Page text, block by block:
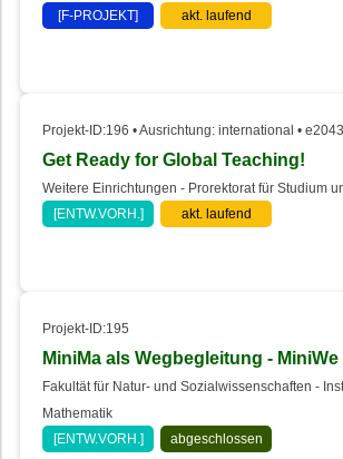
[F-PROJEKT]
akt. laufend
Projekt-ID:196 • Ausrichtung: international •
Get Ready for Global Teaching!
Weitere Einrichtungen - Prorektorat für Studium
[ENTW.VORH.]
akt. laufend
Projekt-ID:195
MiniMa als Wegbegleitung - MiniWe
Fakultät für Natur- und Sozialwissenschaften -
Mathematik
[ENTW.VORH.]
abgeschlossen